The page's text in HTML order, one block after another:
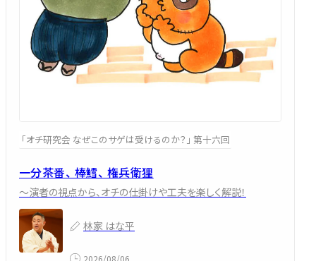
「オチ研究会 なぜこのサゲは受けるのか？」 第十六回
一分茶番、 棒鱈、 権兵衛狸
～演者の視点から、オチの仕掛けや工夫を楽しく解説！
林家 はな平